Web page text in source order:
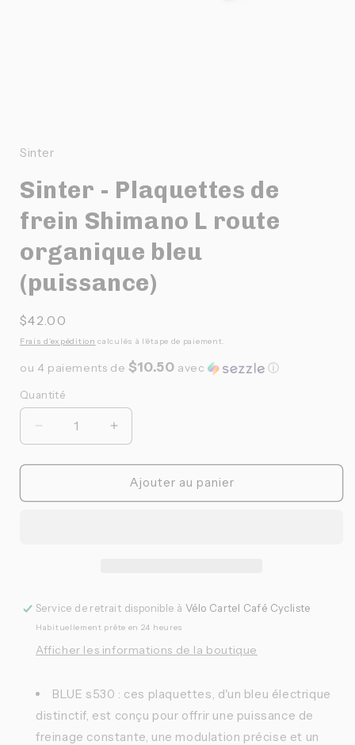
1
fenêtre
modale
Sinter
Sinter - Plaquettes de
frein Shimano L route
organique bleu
(puissance)
Prix
habituel
$42.00
Frais d'expédition calculés à l'étape de paiement.
ou 4 paiements de $10.50 avec ⓘ
Quantité
Quantité
Réduire
la
quantité
Sinter
route
organique
bleu
Augmenter
la
quantité
Sinter
route
organique
bleu
Ajouter au panier
Service de retrait disponible à Vélo Cartel Café Cycliste
Habituellement prête en 24 heures
Afficher les informations de la boutique
BLUE s530 : ces plaquettes, d'un bleu électrique
distinctif, est conçu pour offrir une puissance de
freinage constante, une modulation précise et un